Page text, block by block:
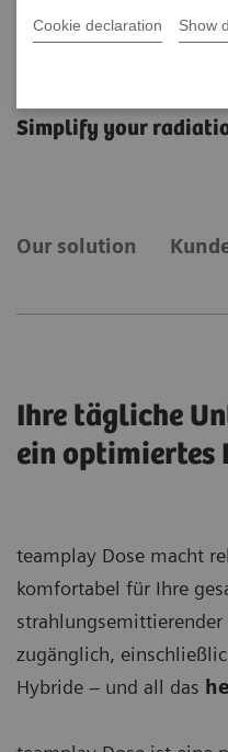
Cookie declaration Show
Simplify your
Our solution
Ihre tägliche
ein optimiertes
teamplay Dose macht
komfortabel für Ihre
zugänglich,
Hybride ‒ und all das